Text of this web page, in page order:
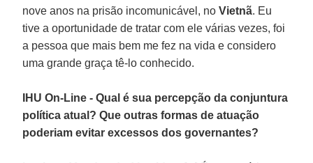
nove anos na prisão incomunicável, noVietnã. Eu
tive a oportunidade de tratar com ele várias vezes, foi
a pessoa que mais bem me fez na vida e considero
uma grande graça tê-lo conhecido.
IHU On-Line - Qual é sua percepção da conjuntura
política atual? Que outras formas de atuação
poderiam evitar excessos dos governantes?